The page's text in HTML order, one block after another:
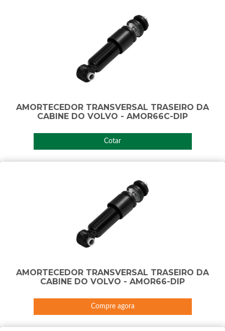
AMORTECEDOR TRANSVERSAL TRASEIRO DA
CABINE DO VOLVO - AMOR66C-DIP
Cotar
AMORTECEDOR TRANSVERSAL TRASEIRO DA
CABINE DO VOLVO - AMOR66-DIP
Compre agora